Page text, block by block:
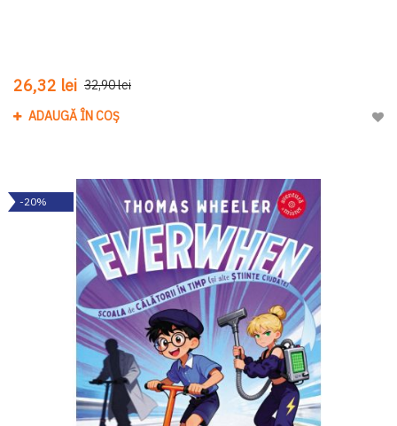
26,32 lei 32,90 lei
ADAUGĂ ÎN COȘ
-20%